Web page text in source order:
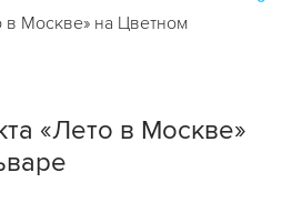
в Москве» на Цветном
«Лето в Москве»